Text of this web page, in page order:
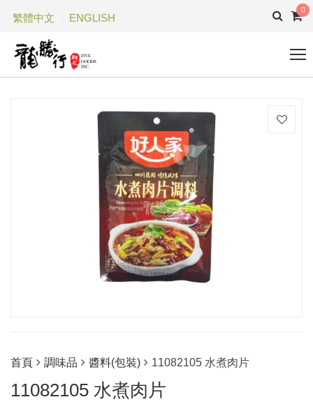
繁體中文 ENGLISH
0
首頁 調味品 醬料(包裝) 11082105 水煮肉片
11082105 水煮肉片